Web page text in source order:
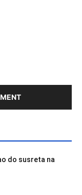
do susreta na